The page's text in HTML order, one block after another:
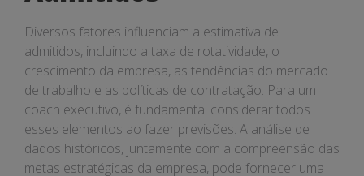
Diversos fatores influenciam a estimativa de
admitidos, incluindo a taxa de rotatividade, o
crescimento da empresa, as tendências do mercado
de trabalho e as políticas de contratação. Para um
coach executivo, é fundamental considerar todos
esses elementos ao fazer previsões. A análise de
dados históricos, juntamente com a compreensão das
metas estratégicas da empresa, pode fornecer uma